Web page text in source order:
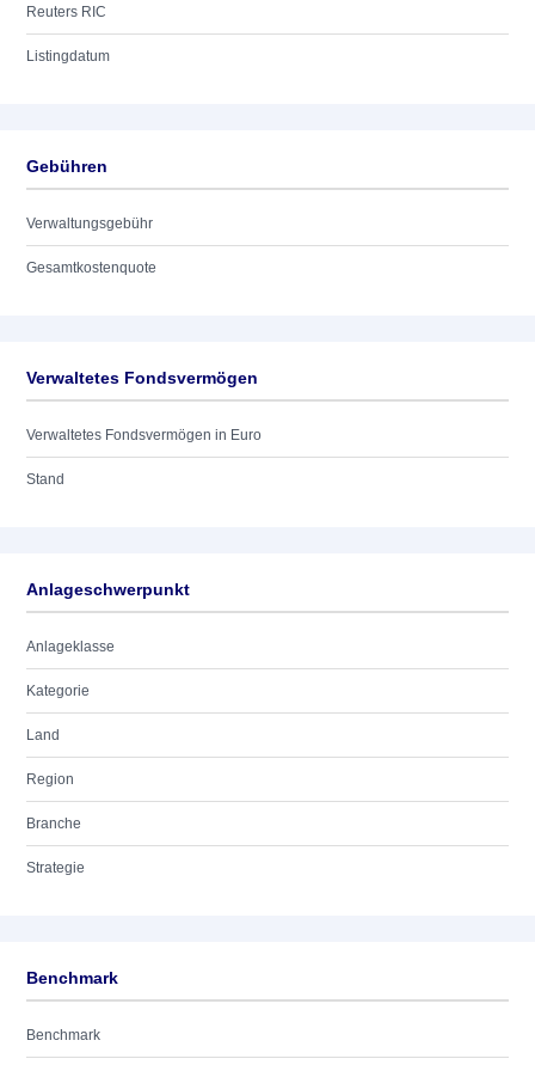
Reuters RIC
Listingdatum
Gebühren
Verwaltungsgebühr
Gesamtkostenquote
Verwaltetes Fondsvermögen
Verwaltetes Fondsvermögen in Euro
Stand
Anlageschwerpunkt
Anlageklasse
Kategorie
Land
Region
Branche
Strategie
Benchmark
Benchmark